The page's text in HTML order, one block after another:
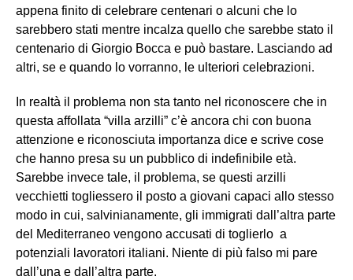
appena finito di celebrare centenari o alcuni che lo
sarebbero stati mentre incalza quello che sarebbe stato il
centenario di Giorgio Bocca e può bastare. Lasciando ad
altri, se e quando lo vorranno, le ulteriori celebrazioni.
In realtà il problema non sta tanto nel riconoscere che in
questa affollata “villa arzilli” c’è ancora chi con buona
attenzione e riconosciuta importanza dice e scrive cose
che hanno presa su un pubblico di indefinibile età.
Sarebbe invece tale, il problema, se questi arzilli
vecchietti togliessero il posto a giovani capaci allo stesso
modo in cui, salvinianamente, gli immigrati dall’altra parte
del Mediterraneo vengono accusati di toglierlo a
potenziali lavoratori italiani. Niente di più falso mi pare
dall’una e dall’altra parte.